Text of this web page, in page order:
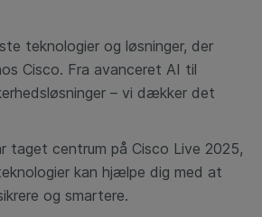
teknologier og løsninger, der
Cisco. Fra avanceret AI til
– vi dækker det
taget centrum på Cisco Live 2025,
kan hjælpe dig med at
og smartere.